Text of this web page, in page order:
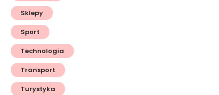
Sklepy
Sport
Technologia
Transport
Turystyka